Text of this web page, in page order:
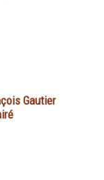
Gautier